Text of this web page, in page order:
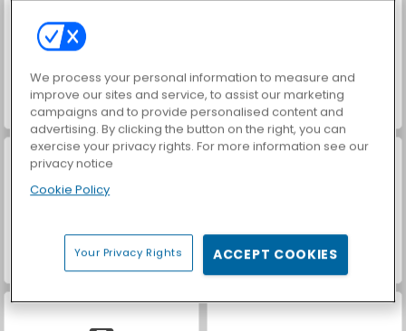
ASMR Makeover & Makeup Studio World War 2 Shooter
Farm Merge Valley
We process your personal information to measure and
improve our sites and service, to assist our marketing
campaigns and to provide personalised content and
advertising. By clicking the button on the right, you can
exercise your privacy rights. For more information see our
privacy notice
Cookie Policy
Your Privacy Rights ACCEPT COOKIES